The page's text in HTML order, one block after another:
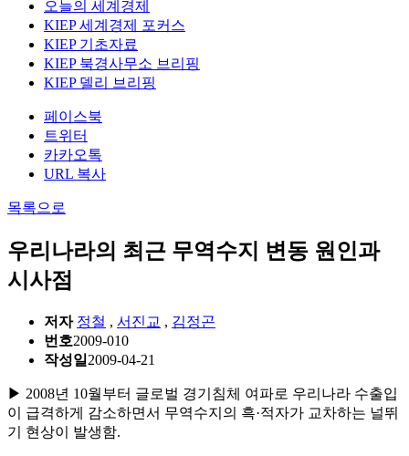
오늘의 세계경제
KIEP 세계경제 포커스
KIEP 기초자료
KIEP 북경사무소 브리핑
KIEP 델리 브리핑
페이스북
트위터
카카오톡
URL 복사
목록으로
우리나라의 최근 무역수지 변동 원인과
시사점
저자 정철 , 서진교 , 김정곤
번호2009-010
작성일 2009-04-21
▶ 2008년 10월부터 글로벌 경기침체 여파로 우리나라 수출입
이 급격하게 감소하면서 무역수지의 흑·적자가 교차하는 널뛰
기 현상이 발생함.